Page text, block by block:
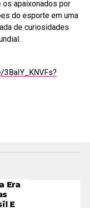
os apaixonados por
do esporte em uma
de curiosidades
Era
E